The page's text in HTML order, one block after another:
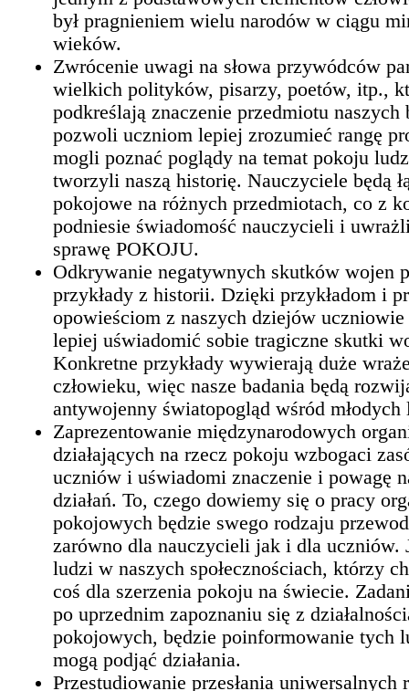
był pragnieniem wielu narodów w ciągu
wieków.
Zwrócenie uwagi na słowa przywódców
wielkich polityków, pisarzy, poetów, itp.,
podkreślają znaczenie przedmiotu naszych
pozwoli uczniom lepiej zrozumieć rangę
mogli poznać poglądy na temat pokoju
tworzyli naszą historię. Nauczyciele będą
pokojowe na różnych przedmiotach, co z
podniesie świadomość nauczycieli i
sprawę POKOJU.
Odkrywanie negatywnych skutków wojen
przykłady z historii. Dzięki przykładom i
opowieściom z naszych dziejów
lepiej uświadomić sobie tragiczne skutki
Konkretne przykłady wywierają duże
człowieku, więc nasze badania będą
antywojenny światopogląd wśród młodych
Zaprezentowanie międzynarodowych
działających na rzecz pokoju wzbogaci
uczniów i uświadomi znaczenie i powagę
działań. To, czego dowiemy się o pracy
pokojowych będzie swego rodzaju
zarówno dla nauczycieli jak i dla uczniów.
ludzi w naszych społecznościach, którzy
coś dla szerzenia pokoju na świecie.
po uprzednim zapoznaniu się z
pokojowych, będzie poinformowanie tych
mogą podjąć działania.
Przestudiowanie przesłania uniwersalnych